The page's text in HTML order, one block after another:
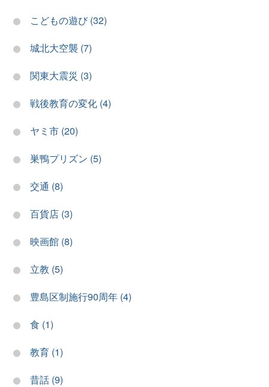
こどもの遊び (32)
城北大空襲 (7)
関東大震災 (3)
戦後教育の変化 (4)
ヤミ市 (20)
巣鴨プリズン (5)
交通 (8)
百貨店 (3)
映画館 (8)
立教 (5)
豊島区制施行90周年 (4)
食 (1)
教育 (1)
昔話 (9)